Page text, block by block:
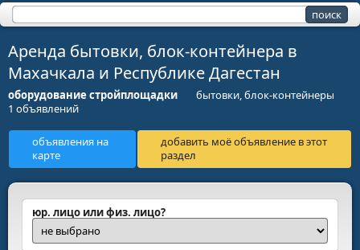
Аренда бытовки, блок-контейнера в
Махачкала и Республике Дагестан
оборудование стройплощадки
бытовки, блок-контейнеры
1 объявлений
объявления на
карте
добавить моё объявление в этот
раздел
юр. лицо или физ. лицо?